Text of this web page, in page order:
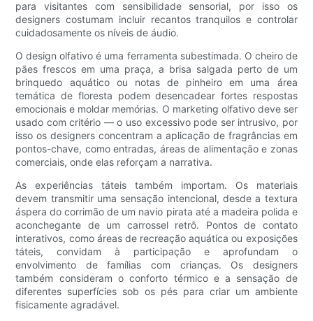
para visitantes com sensibilidade sensorial, por isso os
designers costumam incluir recantos tranquilos e controlar
cuidadosamente os níveis de áudio.
O design olfativo é uma ferramenta subestimada. O cheiro de
pães frescos em uma praça, a brisa salgada perto de um
brinquedo aquático ou notas de pinheiro em uma área
temática de floresta podem desencadear fortes respostas
emocionais e moldar memórias. O marketing olfativo deve ser
usado com critério — o uso excessivo pode ser intrusivo, por
isso os designers concentram a aplicação de fragrâncias em
pontos-chave, como entradas, áreas de alimentação e zonas
comerciais, onde elas reforçam a narrativa.
As experiências táteis também importam. Os materiais
devem transmitir uma sensação intencional, desde a textura
áspera do corrimão de um navio pirata até a madeira polida e
aconchegante de um carrossel retrô. Pontos de contato
interativos, como áreas de recreação aquática ou exposições
táteis, convidam à participação e aprofundam o
envolvimento de famílias com crianças. Os designers
também consideram o conforto térmico e a sensação de
diferentes superfícies sob os pés para criar um ambiente
fisicamente agradável.